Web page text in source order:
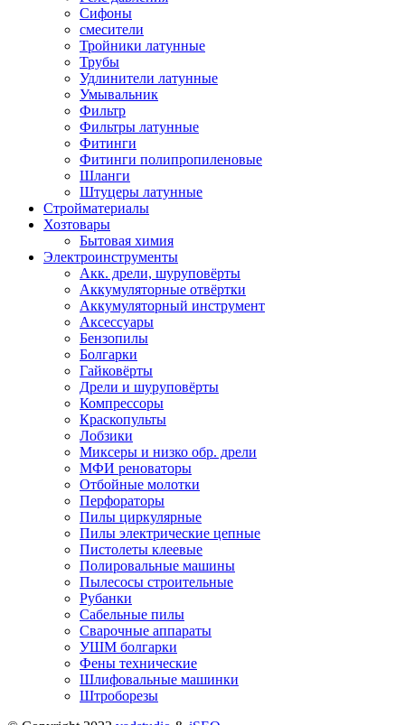
Сифоны
смесители
Тройники латунные
Трубы
Удлинители латунные
Умывальник
Фильтр
Фильтры латунные
Фитинги
Фитинги полипропиленовые
Шланги
Штуцеры латунные
Стройматериалы
Хозтовары
Бытовая химия
Электроинструменты
Акк. дрели, шуруповёрты
Аккумуляторные отвёртки
Аккумуляторный инструмент
Аксессуары
Бензопилы
Болгарки
Гайковёрты
Дрели и шуруповёрты
Компрессоры
Краскопульты
Лобзики
Миксеры и низко обр. дрели
МФИ реноваторы
Отбойные молотки
Перфораторы
Пилы циркулярные
Пилы электрические цепные
Пистолеты клеевые
Полировальные машины
Пылесосы строительные
Рубанки
Сабельные пилы
Сварочные аппараты
УШМ болгарки
Фены технические
Шлифовальные машинки
Штроборезы